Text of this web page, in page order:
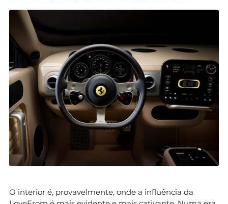
O interior é, provavelmente, onde a influência da